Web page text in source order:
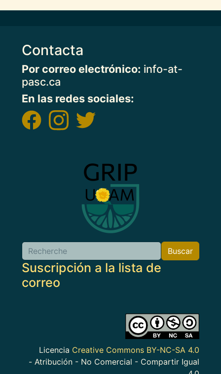
Contacta
Por correo electrónico: info-at-
pasc.ca
En las redes sociales:
Buscar Buscar
Suscripción a la lista de
correo
Licencia Creative Commons BY-NC-SA 4.0
- Atribución - No Comercial - Compartir Igual